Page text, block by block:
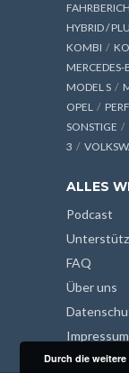
HYBRID /
KOMBI
MERCEDES-
MODEL S
OPEL
SONSTIGE
3
ALLES
Podcast
FAQ
Über uns
Impressum
Durch die